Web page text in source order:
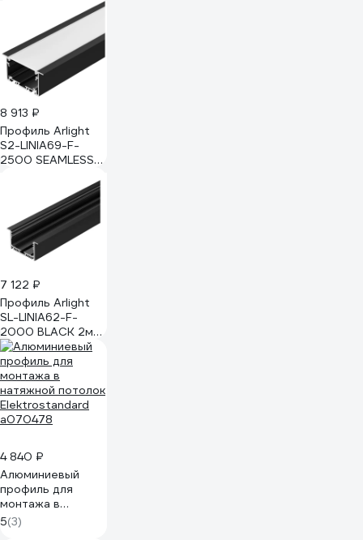
8 913 ₽
Профиль Arlight
S2-LINIA69-F-
2500 SEAMLESS
7 122 ₽
Профиль Arlight
SL-LINIA62-F-
2000 BLACK 2м
062590
4 840 ₽
Алюминиевый
профиль для
монтажа в
натяжной потолок
Elektrostandard
5(3)